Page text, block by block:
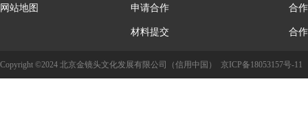
网站地图 申请合作
材料提交
合
合
Copyright ©2024 北京金镜头文化发展有限公司（信用中国） 京ICP备18053157号-11